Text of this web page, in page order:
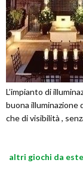
L’impianto di
buona illuminazione
che di visibilità ,
altri giochi da